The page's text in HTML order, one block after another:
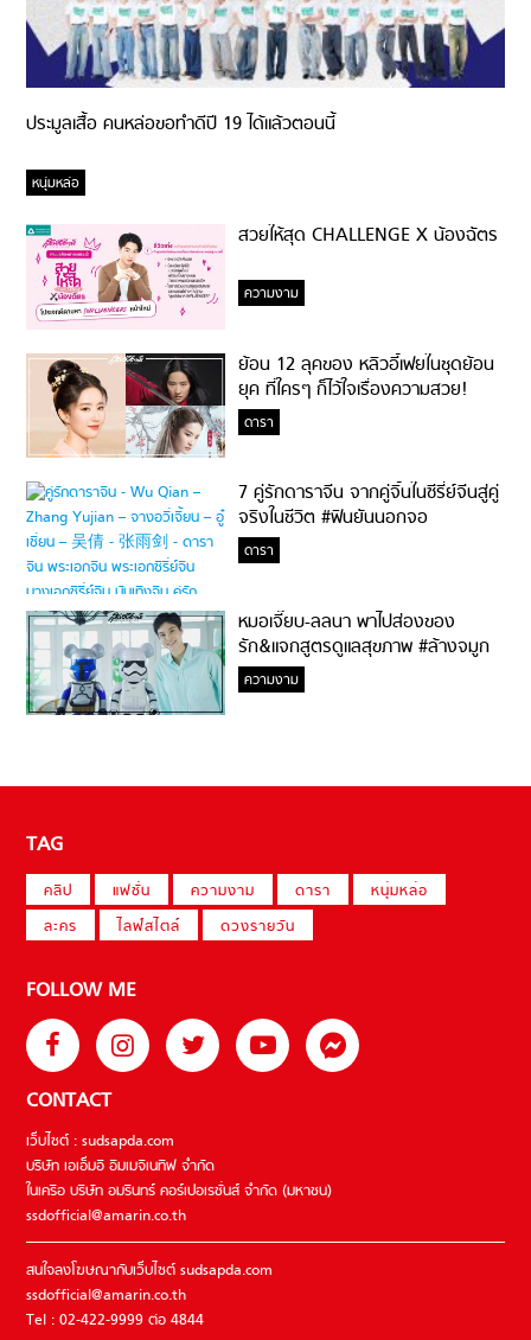
ประมูลเสื้อ คนหล่อขอทำดีปี 19 ได้แล้วตอนนี้
หนุ่มหล่อ
สวยให้สุด CHALLENGE X น้องฉัตร
ความงาม
ย้อน 12 ลุคของ หลิวอี้เฟยในชุดย้อน
ยุค ที่ใครๆ ก็ไว้ใจเรื่องความสวย!
ดารา
7 คู่รักดาราจีน จากคู่จิ้นในซีรี่ย์จีนสู่คู่
จริงในชีวิต #ฟินยันนอกจอ
ดารา
หมอเจี๊ยบ-ลลนา พาไปส่องของ
รัก&แจกสูตรดูแลสุขภาพ #ล้างจมูก
ไม่ยากจะสอนให้
ความงาม
TAG
คลิป แฟชั่น ความงาม ดารา
หนุ่มหล่อ
ละคร
ไลฟ์สไตล์ ดวงรายวัน
FOLLOW ME
CONTACT
เว็บไซต์ : sudsapda.com
บริษัท เอเอ็มอี อิมเมจิเนทีฟ จำกัด
ในเครือ บริษัท อมรินทร์ คอร์เปอเรชั่นส์ จำกัด (มหาชน)
ssdofficial@amarin.co.th
สนใจลงโฆษณากับเว็บไซต์ sudsapda.com
ssdofficial@amarin.co.th
Tel : 02-422-9999 ต่อ 4844